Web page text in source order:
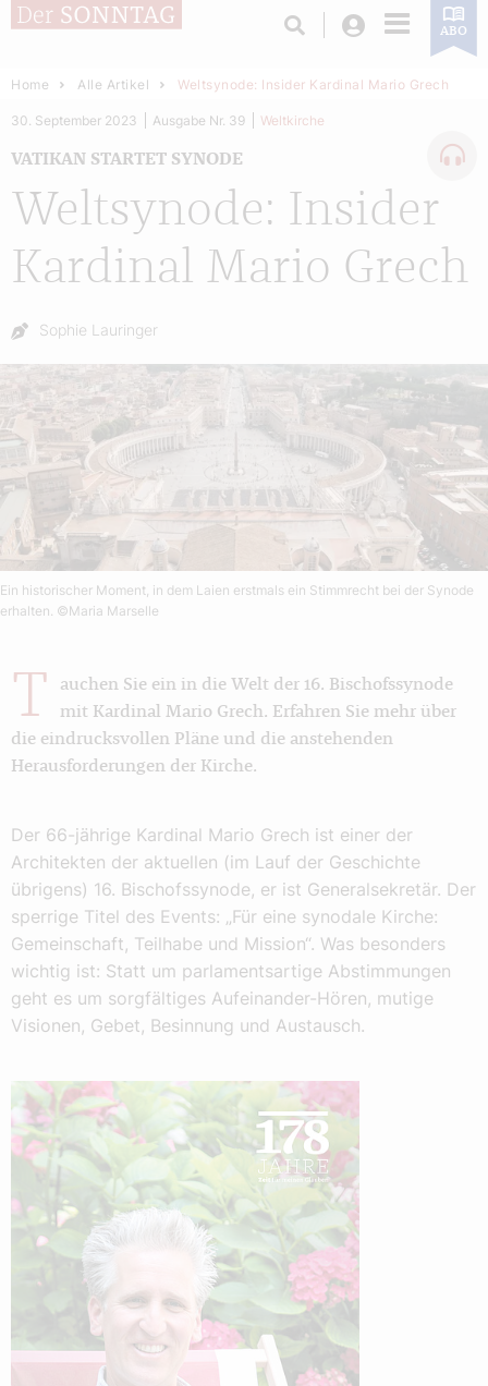
Login ABO
Home Alle Artikel Weltsynode: Insider Kardinal Mario Grech
Weltsynode: Insider
Kardinal Mario Grech
VATIKAN STARTET SYNODE
30. September 2023 Ausgabe Nr. 39 Weltkirche
Autor:
Sophie Lauringer
Ein historischer Moment, in dem Laien erstmals ein Stimmrecht bei der Synode
erhalten. ©Maria Marselle
T
auchen Sie ein in die Welt der 16. Bischofssynode
mit Kardinal Mario Grech. Erfahren Sie mehr über
die eindrucksvollen Pläne und die anstehenden
Herausforderungen der Kirche.
Der 66-jährige Kardinal Mario Grech ist einer der
Architekten der aktuellen (im Lauf der Geschichte
übrigens) 16. Bischofssynode, er ist Generalsekretär. Der
sperrige Titel des Events: „Für eine synodale Kirche:
Gemeinschaft, Teilhabe und Mission“. Was besonders
wichtig ist: Statt um parlamentsartige Abstimmungen
geht es um sorgfältiges Aufeinander-Hören, mutige
Visionen, Gebet, Besinnung und Austausch.